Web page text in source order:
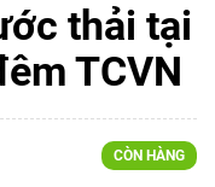
thải tại
TCVN
CÒN HÀNG